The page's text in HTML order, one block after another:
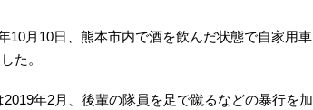
10月10日、熊本市内で酒を飲んだ状態で自家用車
た。
年2月、後輩の隊員を足で蹴るなどの暴行を加